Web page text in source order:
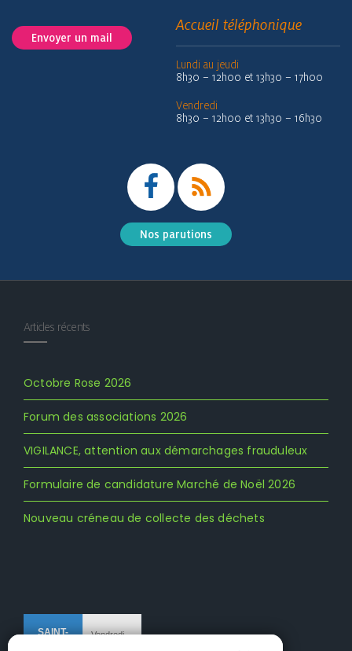
Envoyer un mail
Accueil téléphonique
Lundi au jeudi
8h30 – 12h00 et 13h30 – 17h00
Vendredi
8h30 – 12h00 et 13h30 – 16h30
Nos parutions
Articles récents
Octobre Rose 2026
Forum des associations 2026
VIGILANCE, attention aux démarchages frauduleux
Formulaire de candidature Marché de Noël 2026
Nouveau créneau de collecte des déchets